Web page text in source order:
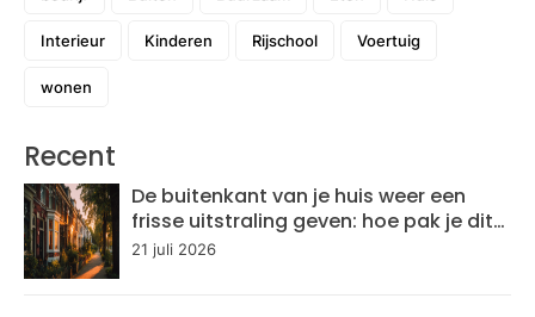
Interieur Kinderen Rijschool Voertuig
wonen
Recent
De buitenkant van je huis weer een
frisse uitstraling geven: hoe pak je dit
aan?
21 juli 2026